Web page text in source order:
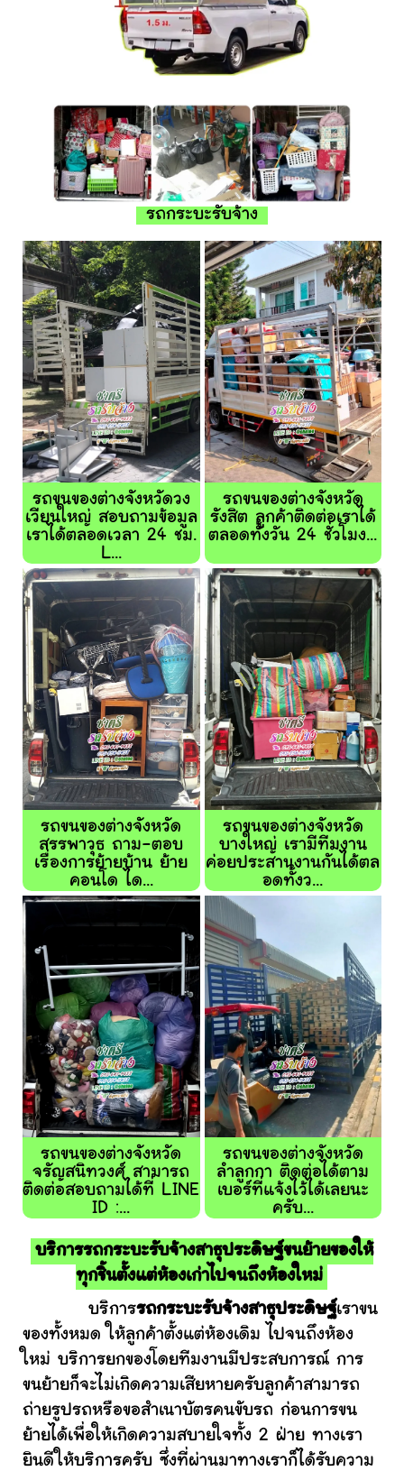
รถกระบะรับจ้าง
รถขนของต่างจังหวัดวง
เวียนใหญ่ สอบถามข้อมูล
เราได้ตลอดเวลา 24 ชม.
L...
รถขนของต่างจังหวัด
รังสิต ลูกค้าติดต่อเราได้
ตลอดทั้งวัน 24 ชั่วโมง...
รถขนของต่างจังหวัด
สรรพาวุธ ถาม-ตอบ
เรื่องการย้ายบ้าน ย้าย
คอนโด ได...
รถขนของต่างจังหวัด
บางใหญ่ เรามีทีมงาน
ค่อยประสานงานกันได้ตล
อดทั้งว...
รถขนของต่างจังหวัด
จรัญสนิทวงศ์ สามารถ
ติดต่อสอบถามได้ที่ LINE
ID :...
รถขนของต่างจังหวัด
ลำลูกกา ติดต่อได้ตาม
เบอร์ที่แจ้งไว้ได้เลยนะ
ครับ...
บริการรถกระบะรับจ้างสาธุประดิษฐ์ขนย้ายของให้
ทุกชิ้นตั้งแต่ห้องเก่าไปจนถึงห้องใหม่
บริการรถกระบะรับจ้างสาธุประดิษฐ์เราขน
ของทั้งหมด ให้ลูกค้าตั้งแต่ห้องเดิม ไปจนถึงห้อง
ใหม่ บริการยกของโดยทีมงานมีประสบการณ์ การ
ขนย้ายก็จะไม่เกิดความเสียหายครับลูกค้าสามารถ
ถ่ายรูปรถหรือขอสำเนาบัตรคนขับรถ ก่อนการขน
ย้ายได้เพื่อให้เกิดความสบายใจทั้ง 2 ฝ่าย ทางเรา
ยินดีให้บริการครับ ซึ่งที่ผ่านมาทางเราก็ได้รับความ